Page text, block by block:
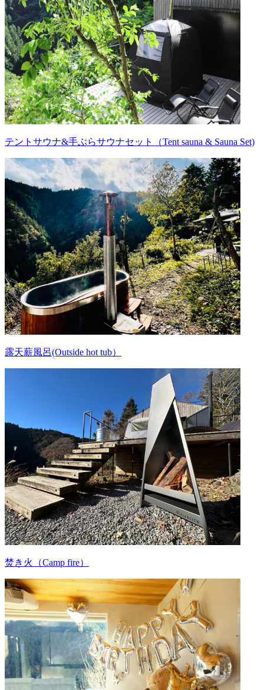
テントサウナ&手ぶらサウナセット（Tent sauna & Sauna Set)
露天薪風呂(Outside hot tub）
焚き火（Camp fire）